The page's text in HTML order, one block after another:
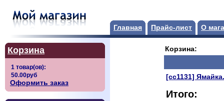
Главная Прайс-лист О
Корзина
Оформить заказ
Корзина:
[сс1131]
Итого: